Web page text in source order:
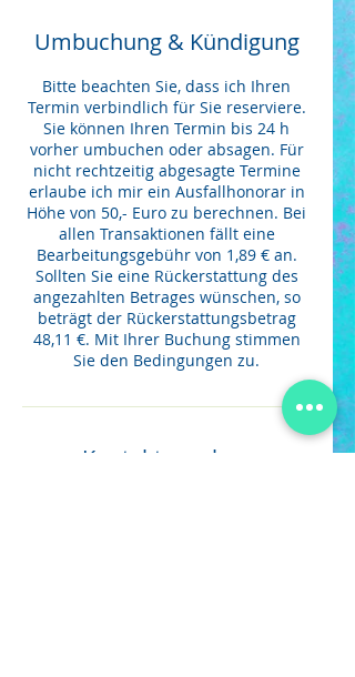
Umbuchung & Kündigung
Bitte beachten Sie, dass ich Ihren
Termin verbindlich für Sie reserviere.
Sie können Ihren Termin bis 24 h
vorher umbuchen oder absagen. Für
nicht rechtzeitig abgesagte Termine
erlaube ich mir ein Ausfallhonorar in
Höhe von 50,- Euro zu berechnen. Bei
allen Transaktionen fällt eine
Bearbeitungsgebühr von 1,89 € an.
Sollten Sie eine Rückerstattung des
angezahlten Betrages wünschen, so
beträgt der Rückerstattungsbetrag
48,11 €. Mit Ihrer Buchung stimmen
Sie den Bedingungen zu.
Kontaktangaben